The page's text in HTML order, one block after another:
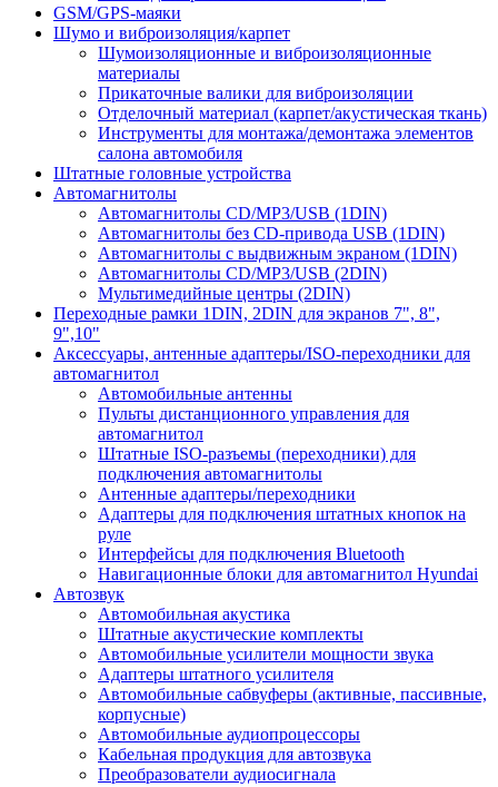
GSM/GPS-маяки
Шумо и виброизоляция/карпет
Шумоизоляционные и виброизоляционные
материалы
Прикаточные валики для виброизоляции
Отделочный материал (карпет/акустическая ткань)
Инструменты для монтажа/демонтажа элементов
салона автомобиля
Штатные головные устройства
Автомагнитолы
Автомагнитолы CD/MP3/USB (1DIN)
Автомагнитолы без CD-привода USB (1DIN)
Автомагнитолы с выдвижным экраном (1DIN)
Автомагнитолы CD/MP3/USB (2DIN)
Мультимедийные центры (2DIN)
Переходные рамки 1DIN, 2DIN для экранов 7", 8",
9",10"
Аксессуары, антенные адаптеры/ISO-переходники для
автомагнитол
Автомобильные антенны
Пульты дистанционного управления для
автомагнитол
Штатные ISO-разъемы (переходники) для
подключения автомагнитолы
Антенные адаптеры/переходники
Адаптеры для подключения штатных кнопок на
руле
Интерфейсы для подключения Bluetooth
Навигационные блоки для автомагнитол Hyundai
Автозвук
Автомобильная акустика
Штатные акустические комплекты
Автомобильные усилители мощности звука
Адаптеры штатного усилителя
Автомобильные сабвуферы (активные, пассивные,
корпусные)
Автомобильные аудиопроцессоры
Кабельная продукция для автозвука
Преобразователи аудиосигнала